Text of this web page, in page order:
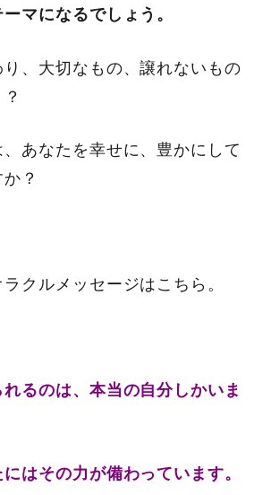
マになるでしょう。
、大切なもの、譲れないもの
あなたを幸せに、豊かにして
？
クルメッセージはこちら。
るのは、本当の自分しかいま
はその力が備わっています。